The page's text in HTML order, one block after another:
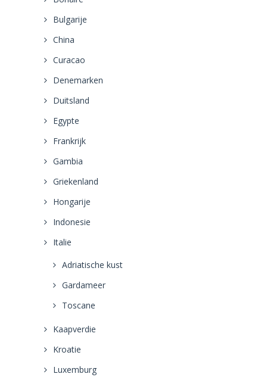
Bulgarije
China
Curacao
Denemarken
Duitsland
Egypte
Frankrijk
Gambia
Griekenland
Hongarije
Indonesie
Italie
Adriatische kust
Gardameer
Toscane
Kaapverdie
Kroatie
Luxemburg